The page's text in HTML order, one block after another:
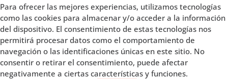
Para ofrecer las mejores experiencias, utilizamos tecnologías
como las cookies para almacenar y/o acceder a la información
del dispositivo. El consentimiento de estas tecnologías nos
permitirá procesar datos como el comportamiento de
navegación o las identificaciones únicas en este sitio. No
consentir o retirar el consentimiento, puede afectar
negativamente a ciertas características y funciones.